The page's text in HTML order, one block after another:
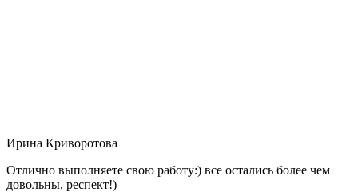
Ирина Криворотова
Отлично выполняете свою работу:) все остались более чем
довольны, респект!)